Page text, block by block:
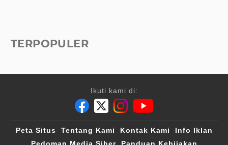
TERPOPULER
Ikuti kami di:
Peta Situs Tentang Kami Kontak Kami
Info Iklan